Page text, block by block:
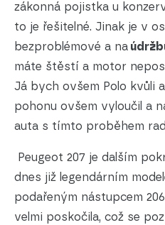
zákonná pojistka u
to je řešitelné. Jinak je v
bezproblémové a na
máte štěstí a motor
Já bych ovšem Polo kvůli
pohonu ovšem vyloučil a
auta s tímto proběhem
Peugeot 207 je dalším
dnes již legendárním
podařeným nástupcem
velmi poskočila, což se